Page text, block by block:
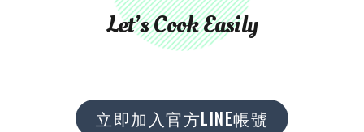
Let’s Cook Easily
立即加入官方LINE帳號